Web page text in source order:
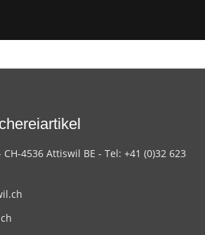
4536 Attiswil BE - Tel: +41 (0)32 623